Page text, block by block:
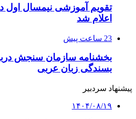
تقویم آموزشی نیمسال اول
اعلام شد
23 ساعت پیش
بخشنامه سازمان سنجش
بسندگی زبان عربی
پیشنهاد سردبیر
۱۴۰۴/۰۸/۱۹